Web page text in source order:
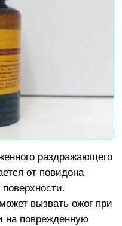
раздражающего
от повидона
вызвать ожог при
на поврежденную